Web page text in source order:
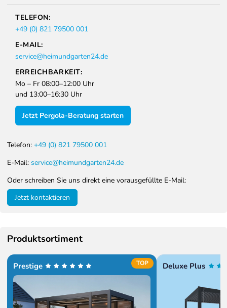
TELEFON:
+49 (0) 821 79500 001
E-MAIL:
service@heimundgarten24.de
ERREICHBARKEIT:
Mo – Fr 08:00–12:00 Uhr
und 13:00–16:30 Uhr
Jetzt Pergola-Beratung starten
Telefon: +49 (0) 821 79500 001
E-Mail: service@heimundgarten24.de
Oder schreiben Sie uns direkt eine vorausgefüllte E-Mail:
Jetzt kontaktieren
Produktsortiment
Prestige TOP Deluxe Plus